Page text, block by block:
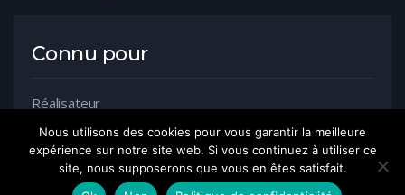
Connu pour
Réalisateur
Nous utilisons des cookies pour vous garantir la meilleure
expérience sur notre site web. Si vous continuez à utiliser ce
site, nous supposerons que vous en êtes satisfait.